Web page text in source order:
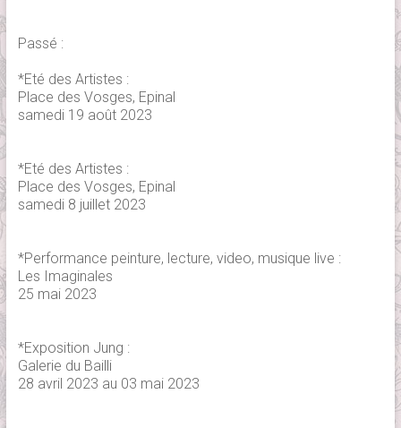
Passé :
*Eté des Artistes :
Place des Vosges, Epinal
samedi 19 août 2023
*Eté des Artistes :
Place des Vosges, Epinal
samedi 8 juillet 2023
*Performance peinture, lecture, video, musique live :
Les Imaginales
25 mai 2023
*Exposition Jung :
Galerie du Bailli
28 avril 2023 au 03 mai 2023